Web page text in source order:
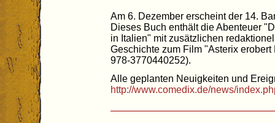
Am 6. Dezember erscheint der 14.
Dieses Buch enthält die Abenteuer
in Italien" mit zusätzlichen
Geschichte zum Film "Asterix
978-3770440252).
Alle geplanten Neuigkeiten und
http://www.comedix.de/news/